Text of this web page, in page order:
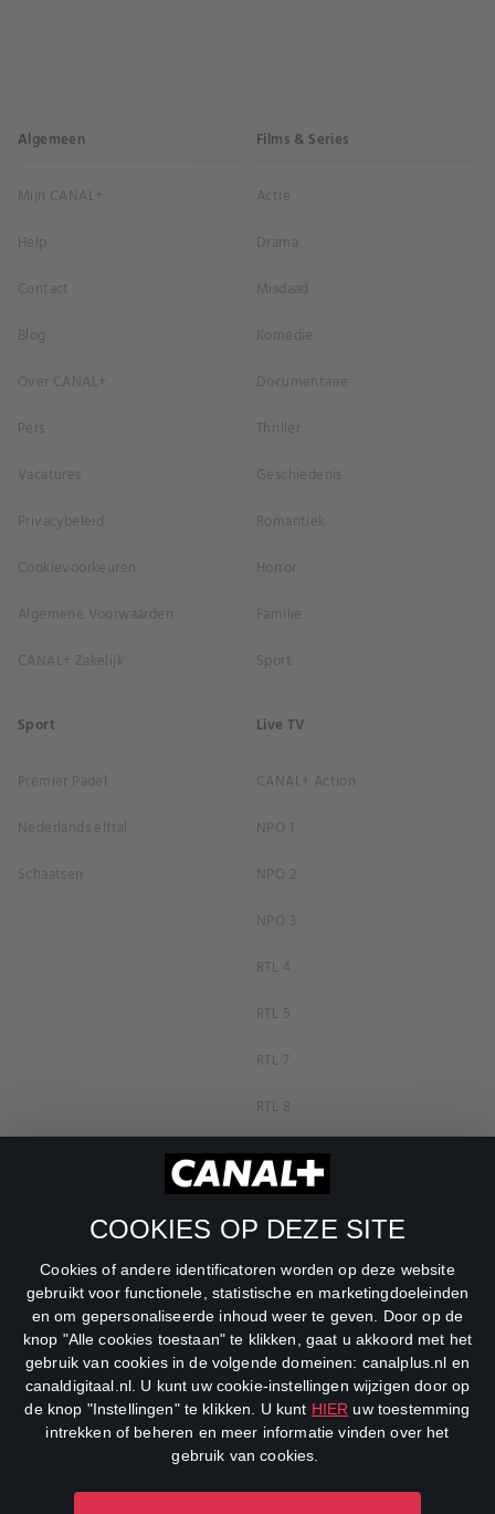
COOKIES OP DEZE SITE
Cookies of andere identificatoren worden op deze website
gebruikt voor functionele, statistische en marketingdoeleinden
en om gepersonaliseerde inhoud weer te geven. Door op de
knop "Alle cookies toestaan" te klikken, gaat u akkoord met het
gebruik van cookies in de volgende domeinen: canalplus.nl en
canaldigitaal.nl. U kunt uw cookie-instellingen wijzigen door op
de knop "Instellingen" te klikken. U kunt HIER uw toestemming
intrekken of beheren en meer informatie vinden over het
gebruik van cookies.
Algemeen
Mijn CANAL+
Help
Contact
Blog
Over CANAL+
Pers
Vacatures
Privacybeleid
Cookievoorkeuren
Algemene Voorwaarden
CANAL+ Zakelijk
Films & Series
Actie
Drama
Misdaad
Komedie
Documentaire
Thriller
Geschiedenis
Romantiek
Horror
Familie
Sport
Sport
Premier Padel
Nederlands elftal
Schaatsen
Live TV
CANAL+ Action
NPO 1
NPO 2
NPO 3
RTL 4
RTL 5
RTL 7
RTL 8
RTL Z
SBS6
Net5
Veronica
DreamWorks Channel